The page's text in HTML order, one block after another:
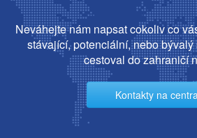
Neváhejte nám napsat cokoliv co
stávající, potenciální, nebo bývalý
cestoval do zahraničí
Kontakty na centra